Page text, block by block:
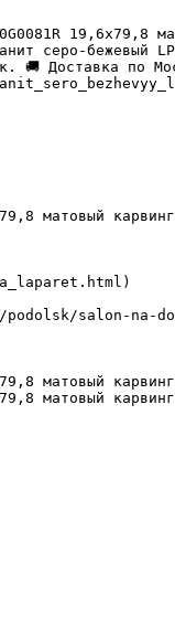
19,6х79,8
серо-бежевый
🚚 Доставка по
матовый карвинг
salon-na-
матовый